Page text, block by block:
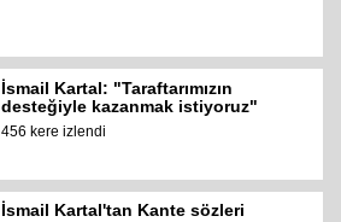
İsmail Kartal: "Taraftarımızın
desteğiyle kazanmak istiyoruz"
456 kere izlendi
İsmail Kartal'tan Kante sözleri